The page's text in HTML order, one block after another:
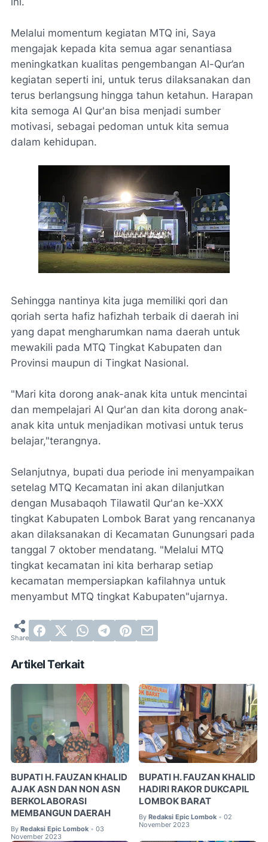
Melalui momentum kegiatan MTQ ini, Saya
mengajak kepada kita semua agar senantiasa
meningkatkan kualitas pengembangan Al-Qur’an
kegiatan seperti ini, untuk terus dilaksanakan dan
terus berlangsung hingga tahun ketahun. Harapan
kita semoga Al Qur'an bisa menjadi sumber
motivasi, sebagai pedoman untuk kita semua
dalam kehidupan.
Sehingga nantinya kita juga memiliki qori dan
qoriah serta hafiz hafizhah terbaik di daerah ini
yang dapat mengharumkan nama daerah untuk
mewakili pada MTQ Tingkat Kabupaten dan
Provinsi maupun di Tingkat Nasional.
"Mari kita dorong anak-anak kita untuk mencintai
dan mempelajari Al Qur'an dan kita dorong anak-
anak kita untuk menjadikan motivasi untuk terus
belajar,"terangnya.
Selanjutnya, bupati dua periode ini menyampaikan
setelag MTQ Kecamatan ini akan dilanjutkan
dengan Musabaqoh Tilawatil Qur'an ke-XXX
tingkat Kabupaten Lombok Barat yang rencananya
akan dilaksanakan di Kecamatan Gunungsari pada
tanggal 7 oktober mendatang. "Melalui MTQ
tingkat kecamatan ini kita berharap setiap
kecamatan mempersiapkan kafilahnya untuk
menyambut MTQ tingkat Kabupaten"ujarnya.
Artikel Terkait
BUPATI H. FAUZAN KHALID
AJAK ASN DAN NON ASN
BERKOLABORASI
MEMBANGUN DAERAH
By Redaksi Epic Lombok • 03
November 2023
BUPATI H. FAUZAN KHALID
HADIRI RAKOR DUKCAPIL
LOMBOK BARAT
By Redaksi Epic Lombok • 02
November 2023